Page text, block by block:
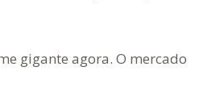
gigante agora. O mercado